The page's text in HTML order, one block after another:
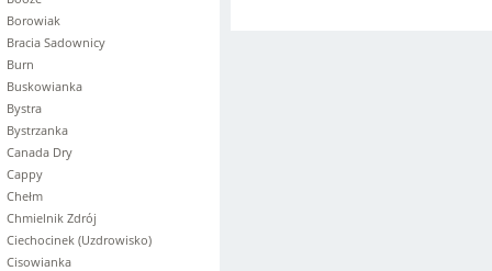
Borowiak
Bracia Sadownicy
Burn
Buskowianka
Bystra
Bystrzanka
Canada Dry
Cappy
Chełm
Chmielnik Zdrój
Ciechocinek (Uzdrowisko)
Cisowianka